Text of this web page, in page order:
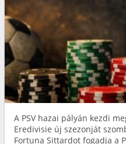
A PSV hazai pályán kezdi
Eredivisie új szezonját
Fortuna Sittardot fogadja a